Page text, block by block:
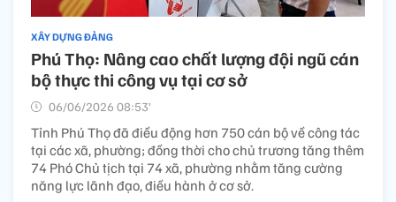
XÂY DỰNG ĐẢNG
Phú Thọ: Nâng cao chất lượng đội ngũ cán
bộ thực thi công vụ tại cơ sở
06/06/2026 08:53’
Tỉnh Phú Thọ đã điều động hơn 750 cán bộ về công tác
tại các xã, phường; đồng thời cho chủ trương tăng thêm
74 Phó Chủ tịch tại 74 xã, phường nhằm tăng cường
năng lực lãnh đạo, điều hành ở cơ sở.